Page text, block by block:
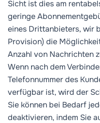
Sicht ist dies am
geringe
eines Drittanbieters, wir
Provision) die
Anzahl von Nachrichten
Wenn nach dem
Telefonnummer des
verfügbar ist, wird der
Sie können bei Bedarf
deaktivieren, indem Sie